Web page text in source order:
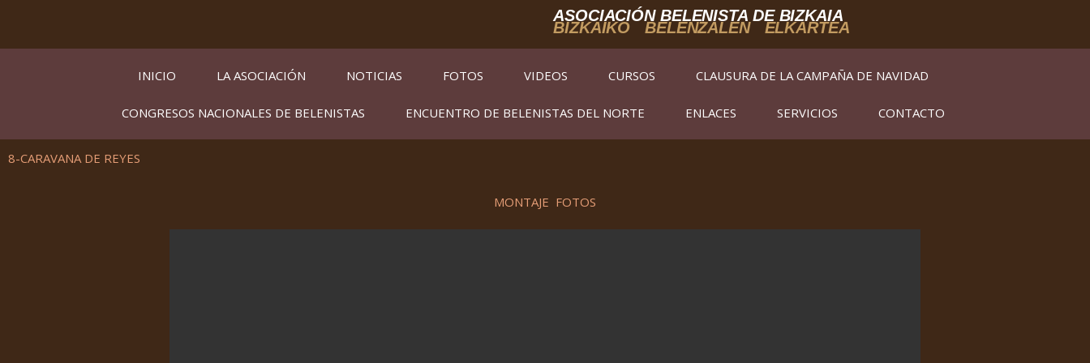
contenido
ASOCIACIÓN BELENISTA DE BIZKAIA
BIZKAIKO BELENZALEN ELKARTEA
INICIO LA ASOCIACIÓN NOTICIAS FOTOS VIDEOS CURSOS CLAUSURA DE LA CAMPAÑA DE NAVIDAD
CONGRESOS NACIONALES DE BELENISTAS ENCUENTRO DE BELENISTAS DEL NORTE ENLACES SERVICIOS CONTACTO
8-CARAVANA DE REYES
MONTAJE FOTOS